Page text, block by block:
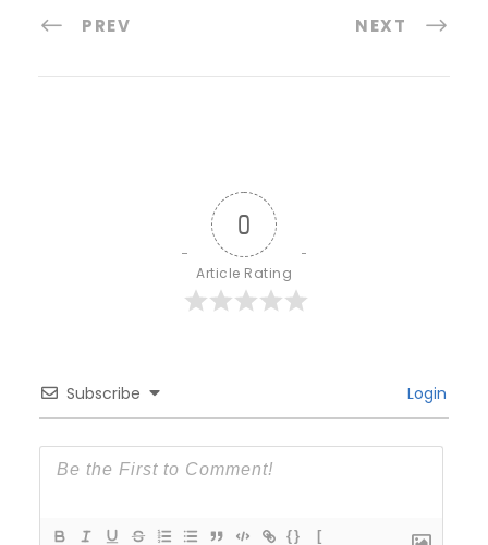
PREV NEXT
0
Article Rating
Subscribe Login
{}
[